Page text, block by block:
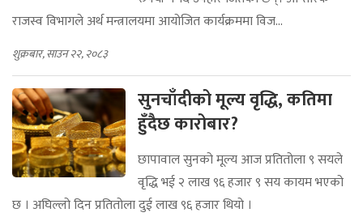
राजस्व विभागले अर्थ मन्त्रालयमा आयोजित कार्यक्रममा विज...
शुक्रबार, साउन २२, २०८३
सुनचाँदीको मूल्य वृद्धि, कतिमा
हुँदैछ कारोबार?
छापावाल सुनको मूल्य आज प्रतितोला ९ सयले
वृद्धि भई २ लाख ९६ हजार ९ सय कायम भएको
छ । अघिल्लो दिन प्रतितोला दुई लाख ९६ हजार थियो ।